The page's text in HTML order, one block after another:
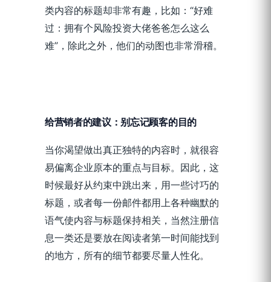
类内容的标题却非常有趣，比如：“好难
过：拥有个风险投资大佬爸爸怎么这么
难”，除此之外，他们的动图也非常滑稽。
给营销者的建议：别忘记顾客的目的
当你渴望做出真正独特的内容时，就很容
易偏离企业原本的重点与目标。因此，这
时候最好从约束中跳出来，用一些讨巧的
标题，或者每一份邮件都用上各种幽默的
语气使内容与标题保持相关，当然注册信
息一类还是要放在阅读者第一时间能找到
的地方，所有的细节都要尽量人性化。